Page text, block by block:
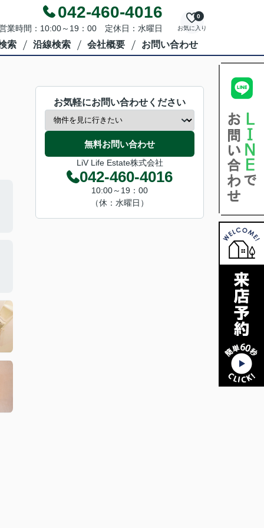
042-460-4016
業時間：10:00～19：00 定休日：水曜日 お気に入り
0
索 沿線検索 会社概要 お問い合わせ
お気軽にお問い合わせください
無料お問い合わせ
LiV Life Estate株式会社
042-460-4016
10:00～19：00
（休：水曜日）